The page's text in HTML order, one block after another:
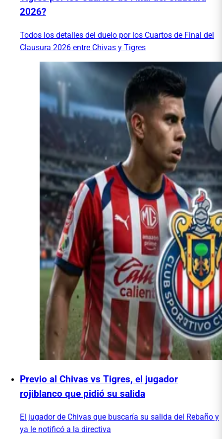
2026?
Todos los detalles del duelo por los Cuartos de Final del
Clausura 2026 entre Chivas y Tigres
Previo al Chivas vs Tigres, el jugador
rojiblanco que pidió su salida
El jugador de Chivas que buscaría su salida del Rebaño y
ya le notificó a la directiva